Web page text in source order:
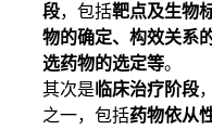
段，包括靶点及生物
物的确定、构效关系
选药物的选定等。
其次是 临床治疗阶段
之一，包括药物依从